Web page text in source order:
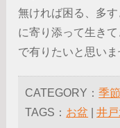
無ければ困る、多
に寄り添って生き
で有りたいと思いま
CATEGORY：季
TAGS： お盆 |井